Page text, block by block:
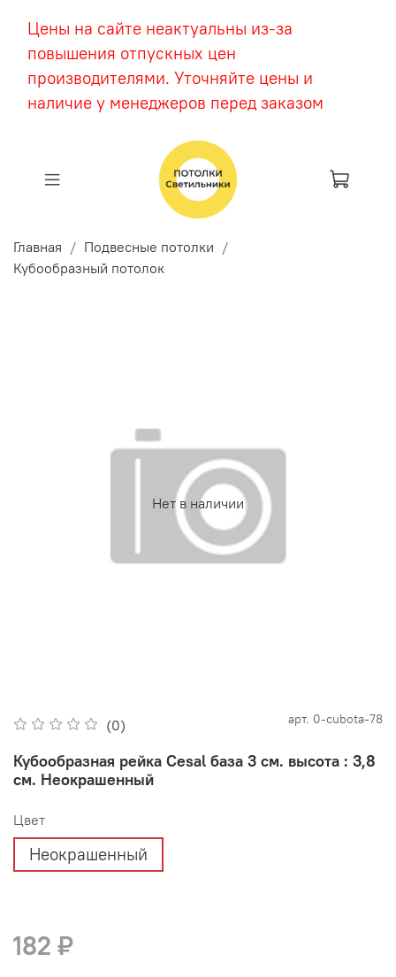
Цены на сайте неактуальны из-за
повышения отпускных цен
производителями. Уточняйте цены и
наличие у менеджеров перед заказом
Главная
Подвесные потолки
Кубообразный потолок
Нет в наличии
(0) арт. 0-cubota-78
Кубообразная рейка Cesal база 3 см. высота : 3,8
см. Неокрашенный
Цвет
Неокрашенный
182 ₽